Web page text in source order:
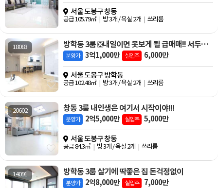
서울 도봉구 창동
공급 105.79㎡ 방 3개 / 욕실 2개 쓰리룸
18083 방학동 3룸 ❎내일이면 못보게 될 급매매!! 서두르세요~~☎❎
분양가 3억1,000만 실입주 6,000만
서울 도봉구 방학동
공급 102.48㎡ 방 3개 / 욕실 2개 쓰리룸
20602 창동 3룸 내인생은 여기서 시작이야!!!
분양가 2억5,000만 실입주 5,000만
서울 도봉구 창동
공급 84.3㎡ 방 3개 / 욕실 2개 쓰리룸
14091 방학동 3룸 살기에 딱좋은 집 돈걱정없이
분양가 2억8,000만 실입주 7,000만